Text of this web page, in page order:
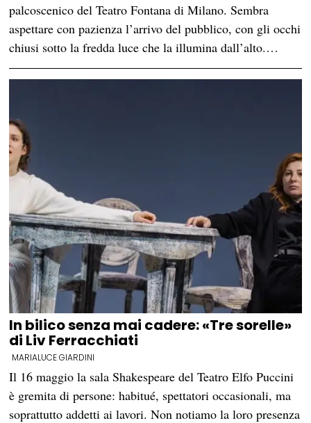
palcoscenico del Teatro Fontana di Milano. Sembra
aspettare con pazienza l’arrivo del pubblico, con gli occhi
chiusi sotto la fredda luce che la illumina dall’alto.…
In bilico senza mai cadere: «Tre sorelle»
di Liv Ferracchiati
MARIALUCE GIARDINI
Il 16 maggio la sala Shakespeare del Teatro Elfo Puccini
è gremita di persone: habitué, spettatori occasionali, ma
soprattutto addetti ai lavori. Non notiamo la loro presenza